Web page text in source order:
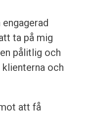
ta på mig
pålitlig och
och
att få